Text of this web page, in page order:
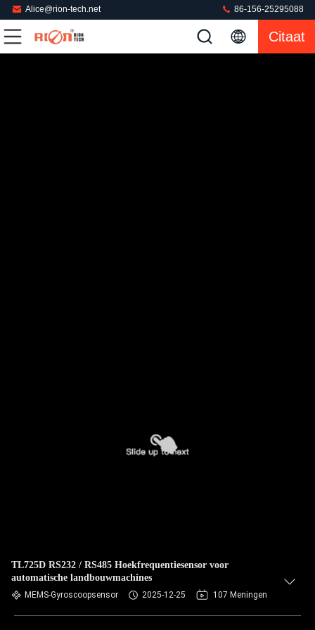
Alice@rion-tech.net 86-156-25295088
Citaat
TL725D RS232 / RS485 Hoekfrequentiesensor voor
automatische landbouwmachines
MEMS-Gyroscoopsensor 2025-12-25 107 Meningen